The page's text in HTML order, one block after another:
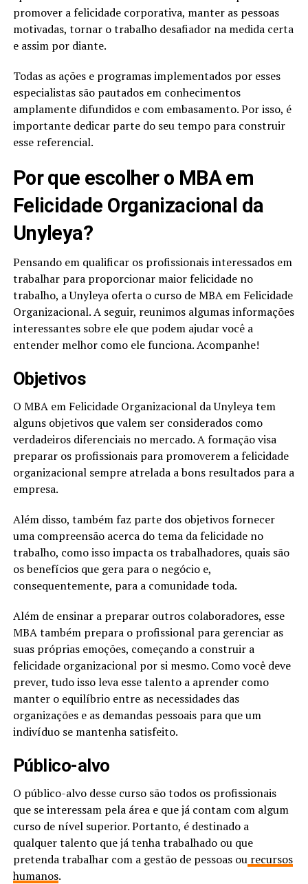
promover a felicidade corporativa, manter as pessoas
motivadas, tornar o trabalho desafiador na medida certa
e assim por diante.
Todas as ações e programas implementados por esses
especialistas são pautados em conhecimentos
amplamente difundidos e com embasamento. Por isso, é
importante dedicar parte do seu tempo para construir
esse referencial.
Por que escolher o MBA em
Felicidade Organizacional da
Unyleya?
Pensando em qualificar os profissionais interessados em
trabalhar para proporcionar maior felicidade no
trabalho, a Unyleya oferta o curso de MBA em Felicidade
Organizacional. A seguir, reunimos algumas informações
interessantes sobre ele que podem ajudar você a
entender melhor como ele funciona. Acompanhe!
Objetivos
O MBA em Felicidade Organizacional da Unyleya tem
alguns objetivos que valem ser considerados como
verdadeiros diferenciais no mercado. A formação visa
preparar os profissionais para promoverem a felicidade
organizacional sempre atrelada a bons resultados para a
empresa.
Além disso, também faz parte dos objetivos fornecer
uma compreensão acerca do tema da felicidade no
trabalho, como isso impacta os trabalhadores, quais são
os benefícios que gera para o negócio e,
consequentemente, para a comunidade toda.
Além de ensinar a preparar outros colaboradores, esse
MBA também prepara o profissional para gerenciar as
suas próprias emoções, começando a construir a
felicidade organizacional por si mesmo. Como você deve
prever, tudo isso leva esse talento a aprender como
manter o equilíbrio entre as necessidades das
organizações e as demandas pessoais para que um
indivíduo se mantenha satisfeito.
Público-alvo
O público-alvo desse curso são todos os profissionais
que se interessam pela área e que já contam com algum
curso de nível superior. Portanto, é destinado a
qualquer talento que já tenha trabalhado ou que
pretenda trabalhar com a gestão de pessoas ou recursos
humanos.